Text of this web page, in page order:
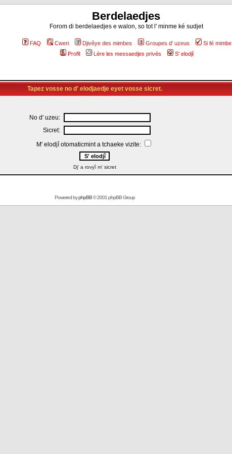
Berdelaedjes
Forom di berdelaedjes e walon, so tot l' minme ké sudjet
FAQ Cweri Djivêye des mimbes Groupes d' uzeus
Si fé mimbe
Profil
Lére les messaedjes privés S' elodjî
Tapez vosse no d' elodjaedje eyet vosse sicret.
No d' uzeu:
Sicret:
M' elodjî otomaticmint a tchaeke vizite:
Dj' a rovyî m' sicret
Powered byphpBB© 2001 phpBB Group